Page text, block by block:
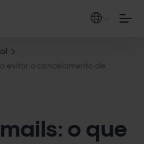
evitar o cancelamento de
o que